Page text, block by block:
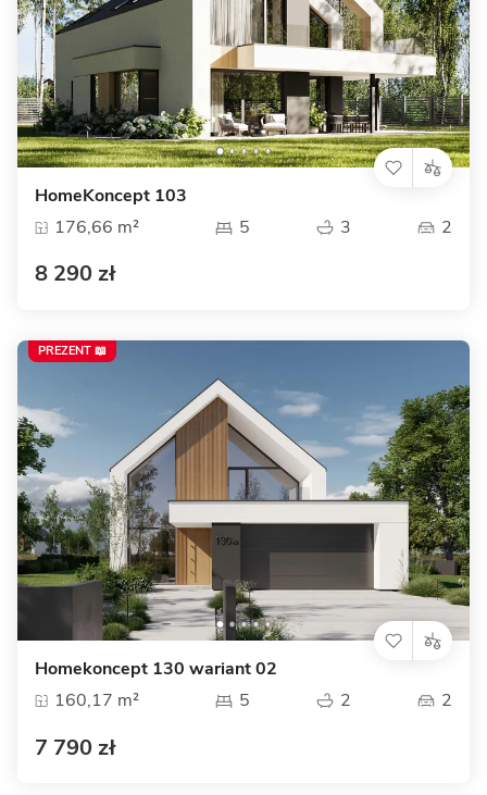
HomeKoncept 103
176,66 m²
5 3 2
8 290 zł
Homekoncept 130 wariant 02
160,17 m²
5 2 2
7 790 zł
PREZENT 📖